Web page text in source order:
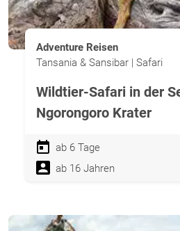
Adventure Reisen
Tansania & Sansibar | Safari
Wildtier-Safari in der
Ngorongoro Krater
ab 6 Tage
ab 16 Jahren